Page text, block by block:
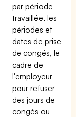
par période
travaillée, les
périodes et
dates de prise
de congés, le
cadre de
l'employeur
pour refuser
des jours de
congés ou